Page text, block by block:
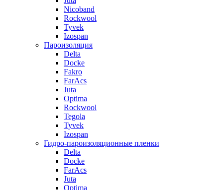
Nicoband
Rockwool
Tyvek
Izospan
Пароизоляция
Delta
Docke
Fakro
FarAcs
Juta
Optima
Rockwool
Tegola
Tyvek
Izospan
Гидро-пароизоляционные пленки
Delta
Docke
FarAcs
Juta
Optima